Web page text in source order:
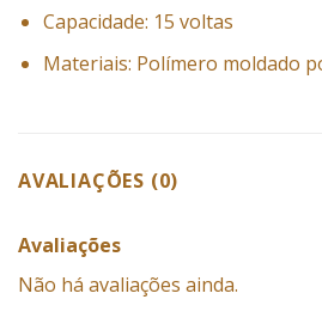
Capacidade: 15 voltas
Materiais: Polímero moldado
AVALIAÇÕES (0)
Avaliações
Não há avaliações ainda.